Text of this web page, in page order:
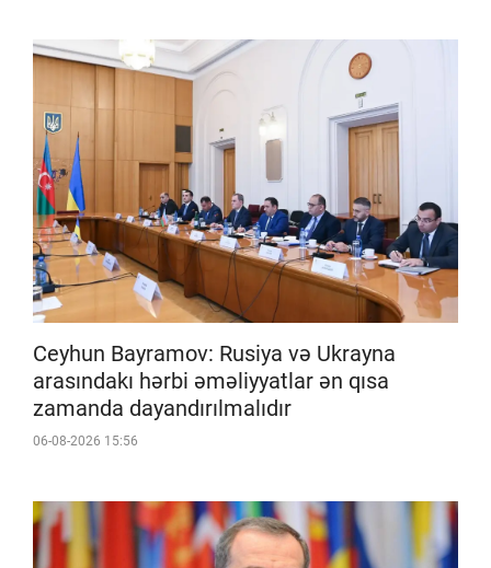
Ceyhun Bayramov: Rusiya və Ukrayna
arasındakı hərbi əməliyyatlar ən qısa
zamanda dayandırılmalıdır
06-08-2026 15:56